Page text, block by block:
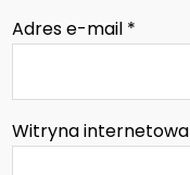
Adres e-mail *
Witryna internetowa